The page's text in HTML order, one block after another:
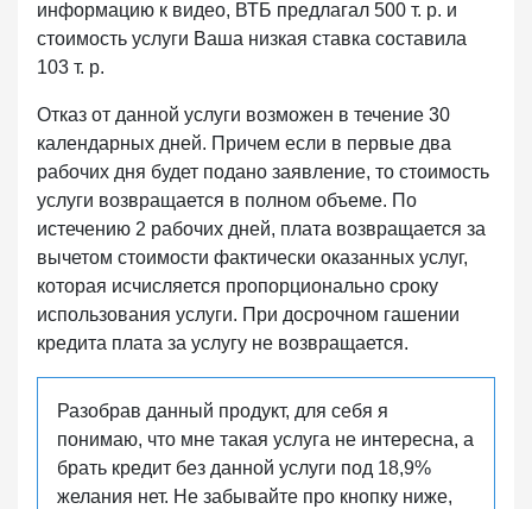
информацию к видео, ВТБ предлагал 500 т. р. и
стоимость услуги Ваша низкая ставка составила
103 т. р.
Отказ от данной услуги возможен в течение 30
календарных дней. Причем если в первые два
рабочих дня будет подано заявление, то стоимость
услуги возвращается в полном объеме. По
истечению 2 рабочих дней, плата возвращается за
вычетом стоимости фактически оказанных услуг,
которая исчисляется пропорционально сроку
использования услуги. При досрочном гашении
кредита плата за услугу не возвращается.
Разобрав данный продукт, для себя я
понимаю, что мне такая услуга не интересна, а
брать кредит без данной услуги под 18,9%
желания нет. Не забывайте про кнопку ниже,